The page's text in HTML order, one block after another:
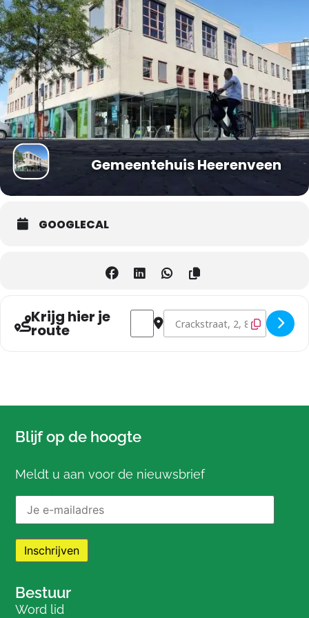
Gemeentehuis Heerenveen
GOOGLECAL
Krijg hier je
route
Address - Fractie vergadering []
Destination Address - Fractie
Blijf op de hoogte
Meldt u aan voor de nieuwsbrief
Bestuur
Word lid